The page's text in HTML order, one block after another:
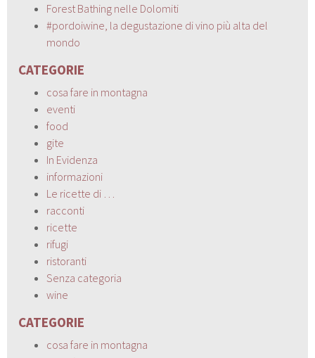
Forest Bathing nelle Dolomiti
#pordoiwine, la degustazione di vino più alta del
mondo
CATEGORIE
cosa fare in montagna
eventi
food
gite
In Evidenza
informazioni
Le ricette di …
racconti
ricette
rifugi
ristoranti
Senza categoria
wine
CATEGORIE
cosa fare in montagna